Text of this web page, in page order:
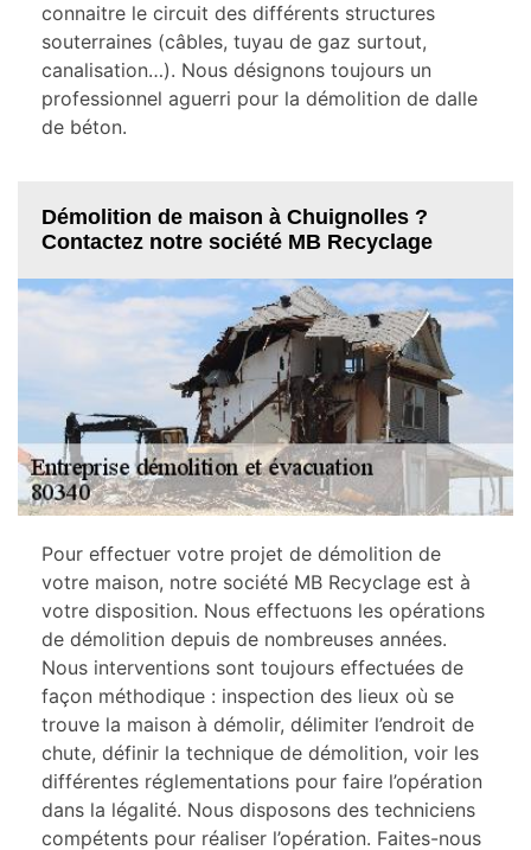
connaitre le circuit des différents structures
souterraines (câbles, tuyau de gaz surtout,
canalisation…). Nous désignons toujours un
professionnel aguerri pour la démolition de dalle
de béton.
Démolition de maison à Chuignolles ?
Contactez notre société MB Recyclage
Pour effectuer votre projet de démolition de
votre maison, notre société MB Recyclage est à
votre disposition. Nous effectuons les opérations
de démolition depuis de nombreuses années.
Nous interventions sont toujours effectuées de
façon méthodique : inspection des lieux où se
trouve la maison à démolir, délimiter l’endroit de
chute, définir la technique de démolition, voir les
différentes réglementations pour faire l’opération
dans la légalité. Nous disposons des techniciens
compétents pour réaliser l’opération. Faites-nous